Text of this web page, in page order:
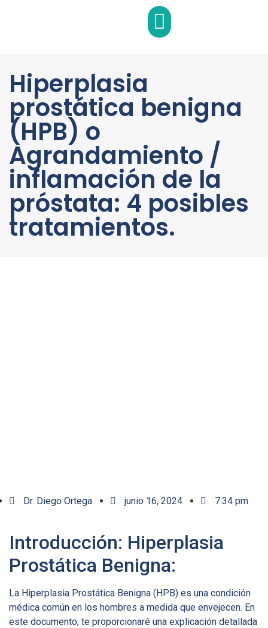
Hiperplasia
prostática benigna
(HPB) o
Agrandamiento /
inflamación de la
próstata: 4 posibles
tratamientos.
Dr. Diego Ortega junio 16, 2024 7:34 pm
Introducción: Hiperplasia
Prostática Benigna:
La Hiperplasia Prostática Benigna (HPB) es una condición
médica común en los hombres a medida que envejecen. En
este documento, te proporcionaré una explicación detallada